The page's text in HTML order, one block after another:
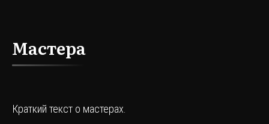
Мастера
Краткий текст о мастерах.